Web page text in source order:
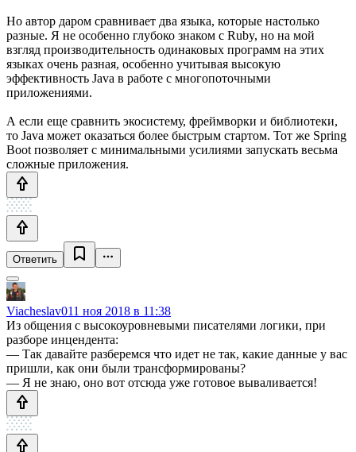
Но автор даром сравнивает два языка, которые настолько
разные. Я не особенно глубоко знаком с Ruby, но на мой
взгляд производительность одинаковых программ на этих
языках очень разная, особенно учитывая высокую
эффективность Java в работе с многопоточными
приложениями.
А если еще сравнить экосистему, фреймворки и библиотеки,
то Java может оказаться более быстрым стартом. Тот же Spring
Boot позволяет с минимальными усилиями запускать весьма
сложные приложения.
Ответить
Viacheslav011 ноя 2018 в 11:38
Из общения с высокоуровневыми писателями логики, при
разборе инцендента:
— Так давайте разберемся что идет не так, какие данные у вас
пришли, как они были трансформированы?
— Я не знаю, оно вот отсюда уже готовое вываливается!